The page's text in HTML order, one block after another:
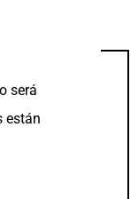
será
están